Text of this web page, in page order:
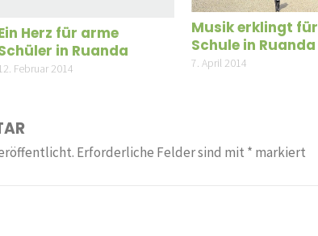
Herz für arme
in Ruanda
Februar 2014
Musik erklingt für
Schule in Ruanda
7. April 2014
Erforderliche Felder sind mit * markiert